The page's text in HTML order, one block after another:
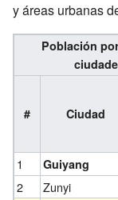
y áreas urbanas
Población
# Ciudad
1 Guiyang
2
Zunyi